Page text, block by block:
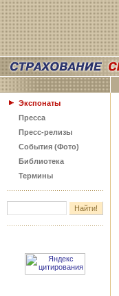
Экспонаты
Пресса
Пресс-релизы
События (Фото)
Библиотека
Термины